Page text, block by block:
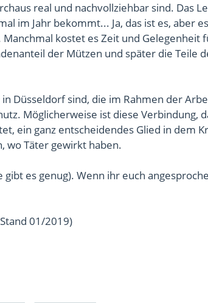
real und nachvollziehbar sind. Das
im Jahr bekommt... Ja, das ist es, aber
kostet es Zeit und Gelegenheit
der Mützen und später die Teile
Düsseldorf sind, die im Rahmen der
Möglicherweise ist diese Verbindung,
ein ganz entscheidendes Glied in dem
wo Täter gewirkt haben.
gibt es genug). Wenn ihr euch
01/2019)